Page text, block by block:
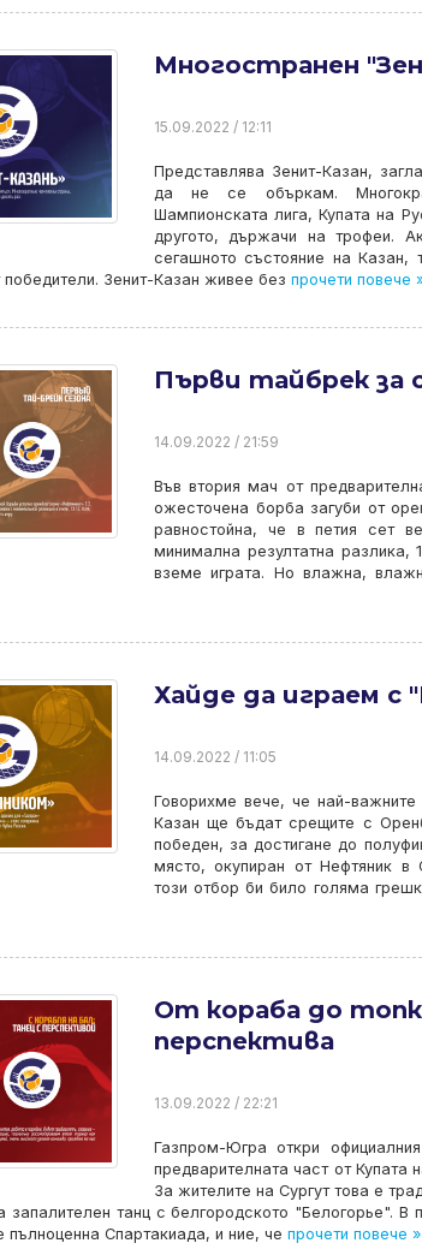
Многостранен
15.09.2022 / 12:11
Представлява Зенит-Казан,
да не се объркам.
Шампионската лига, Купата на
другото, държачи на трофеи.
сегашното състояние на
Зенит-Казан живее без прочети повече
Първи тайбрек за
14.09.2022 / 21:59
Във втория мач от
ожесточена борба загуби от
равностойна, че в петия сет
минимална резултатна
вземе играта. Но влажна,
Хайде да играем с
14.09.2022 / 11:05
Говорихме вече, че най-
Казан ще бъдат срещите с
победен, за достигане до
място, окупиран от Нефтяник в
този отбор би било голяма
От кораба до
перспектива
13.09.2022 / 22:21
Газпром-Югра откри
предварителната част от Купата
За жителите на Сургут това е
запалителен танц с белгородското "Белогорье".
пълноценна Спартакиада, и ние, че прочети повече »